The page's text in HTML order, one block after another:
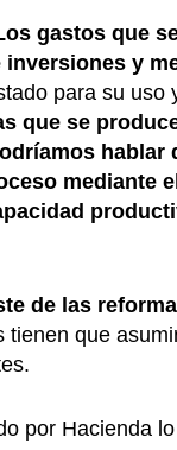
gastos que
y
para su uso
que se
hablar
mediante
de las
tienen que
por Hacienda